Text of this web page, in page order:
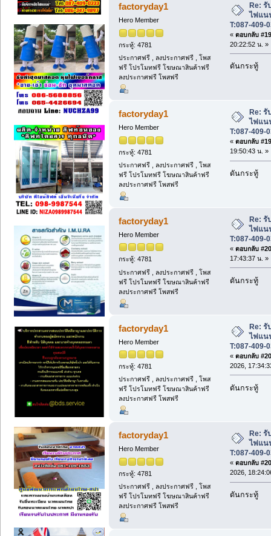
factoryday1
Hero Member
กระทู้: 4781
ประกาศฟรี , ลงประกาศฟรี , โพส
ฟรี โปรโมทฟรี โฆษณาสินค้าฟรี
ลงประกาศฟรี โพสฟรี
Re: รั
ไฟแน
T:087-409-
« ตอบกลับ
20:22:52 น. »
ดันกระทู้
factoryday1
Hero Member
กระทู้: 4781
ประกาศฟรี , ลงประกาศฟรี , โพส
ฟรี โปรโมทฟรี โฆษณาสินค้าฟรี
ลงประกาศฟรี โพสฟรี
Re: รั
ไฟแน
T:087-409-
« ตอบกลับ
19:50:43 น. »
ดันกระทู้
factoryday1
Hero Member
กระทู้: 4781
ประกาศฟรี , ลงประกาศฟรี , โพส
ฟรี โปรโมทฟรี โฆษณาสินค้าฟรี
ลงประกาศฟรี โพสฟรี
Re: รั
ไฟแน
T:087-409-
« ตอบกลับ
17:43:37 น. »
ดันกระทู้
factoryday1
Hero Member
กระทู้: 4781
ประกาศฟรี , ลงประกาศฟรี , โพส
ฟรี โปรโมทฟรี โฆษณาสินค้าฟรี
ลงประกาศฟรี โพสฟรี
Re: รั
ไฟแน
T:087-409-
« ตอบกลับ
2026,
ดันกระทู้
factoryday1
Hero Member
กระทู้: 4781
ประกาศฟรี , ลงประกาศฟรี , โพส
ฟรี โปรโมทฟรี โฆษณาสินค้าฟรี
ลงประกาศฟรี โพสฟรี
Re: รั
ไฟแน
T:087-409-
« ตอบกลับ
2026,
ดันกระทู้